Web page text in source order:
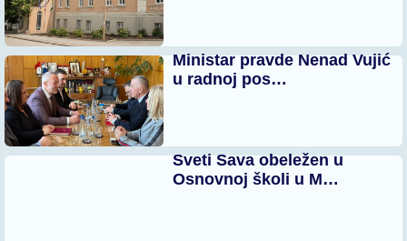
Ministar pravde Nenad Vujić
u radnoj pos…
Sveti Sava obeležen u
Osnovnoj školi u M…